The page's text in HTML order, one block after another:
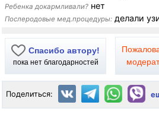
Ребенка докармливали? нет
Послеродовые мед.процедуры: делали
Спасибо автору!
пока нет благодарностей
Поделиться: